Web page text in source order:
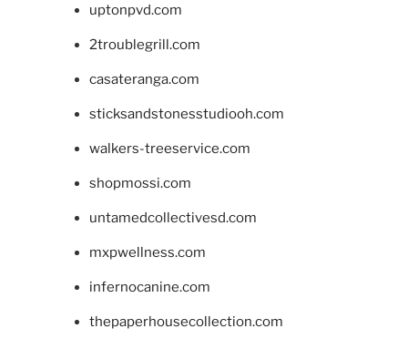
uptonpvd.com
2troublegrill.com
casateranga.com
sticksandstonesstudiooh.com
walkers-treeservice.com
shopmossi.com
untamedcollectivesd.com
mxpwellness.com
infernocanine.com
thepaperhousecollection.com